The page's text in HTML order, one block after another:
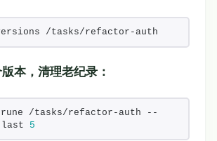
/tasks/refactor-auth
本，清理老纪录：
/tasks/refactor-auth --
last 5